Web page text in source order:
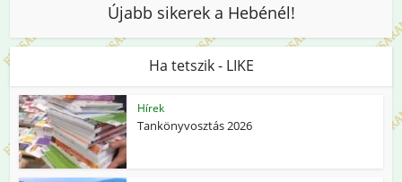
Újabb sikerek a Hebénél!
Ha tetszik - LIKE
Hírek
Tankönyvosztás 2026